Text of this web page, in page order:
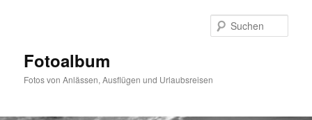
Fotoalbum
Fotos von Anlässen, Ausflügen und Urlaubsreisen